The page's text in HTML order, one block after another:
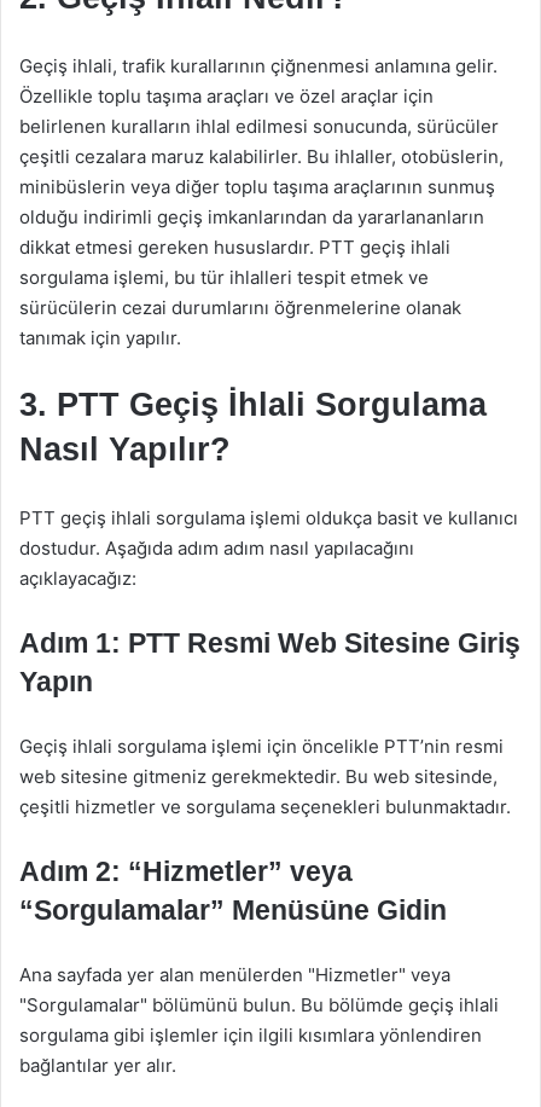
Geçiş ihlali, trafik kurallarının çiğnenmesi anlamına gelir.
Özellikle toplu taşıma araçları ve özel araçlar için
belirlenen kuralların ihlal edilmesi sonucunda, sürücüler
çeşitli cezalara maruz kalabilirler. Bu ihlaller, otobüslerin,
minibüslerin veya diğer toplu taşıma araçlarının sunmuş
olduğu indirimli geçiş imkanlarından da yararlananların
dikkat etmesi gereken hususlardır. PTT geçiş ihlali
sorgulama işlemi, bu tür ihlalleri tespit etmek ve
sürücülerin cezai durumlarını öğrenmelerine olanak
tanımak için yapılır.
3. PTT Geçiş İhlali Sorgulama
Nasıl Yapılır?
PTT geçiş ihlali sorgulama işlemi oldukça basit ve kullanıcı
dostudur. Aşağıda adım adım nasıl yapılacağını
açıklayacağız:
Adım 1: PTT Resmi Web Sitesine Giriş
Yapın
Geçiş ihlali sorgulama işlemi için öncelikle PTT’nin resmi
web sitesine gitmeniz gerekmektedir. Bu web sitesinde,
çeşitli hizmetler ve sorgulama seçenekleri bulunmaktadır.
Adım 2: “Hizmetler” veya
“Sorgulamalar” Menüsüne Gidin
Ana sayfada yer alan menülerden "Hizmetler" veya
"Sorgulamalar" bölümünü bulun. Bu bölümde geçiş ihlali
sorgulama gibi işlemler için ilgili kısımlara yönlendiren
bağlantılar yer alır.